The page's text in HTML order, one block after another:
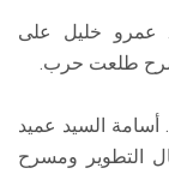
عمرو خليل على
طلعت حرب.
أسامة السيد عميد
التطوير ومسرح